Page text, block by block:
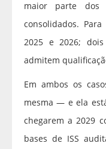
maior parte
consolidados.
2025 e 2026;
admitem
Em ambos os
mesma — e ela
chegarem a 2029
bases de ISS